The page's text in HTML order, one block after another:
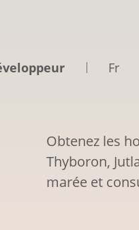
Fr
Obtenez les
Thyboron,
marée et